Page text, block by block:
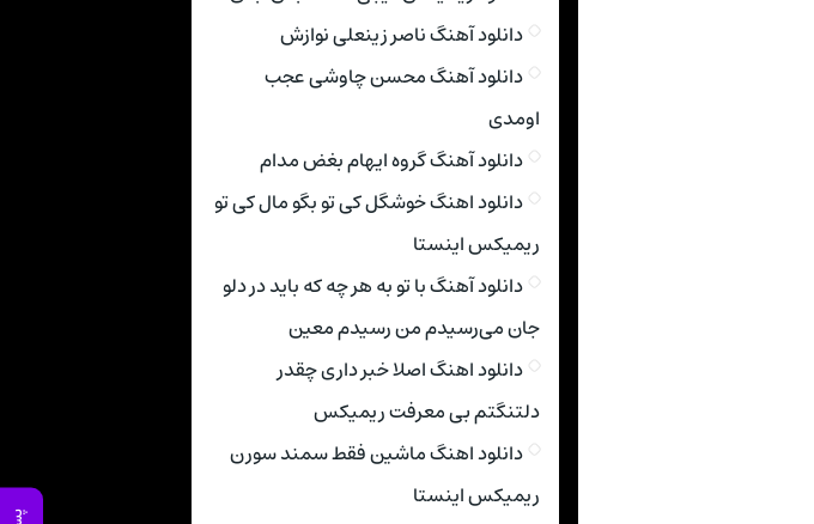
دانلود آهنگ ناصر زینعلی نوازش
دانلود آهنگ محسن چاوشی عجب
اومدی
دانلود آهنگ گروه ایهام بغض مدام
دانلود اهنگ خوشگل کی تو بگو مال کی تو
ریمیکس اینستا
دانلود آهنگ با تو به هر چه که باید در دلو
جان می‌رسیدم من رسیدم معین
دانلود اهنگ اصلا خبر داری چقدر
دلتنگتم بی معرفت ریمیکس
دانلود اهنگ ماشین فقط سمند سورن
ریمیکس اینستا